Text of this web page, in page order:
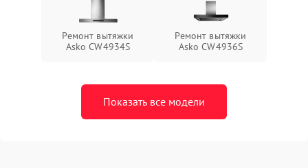
Ремонт вытяжки
Asko CW4934S
Ремонт вытяжки
Asko CW4936S
Показать все модели